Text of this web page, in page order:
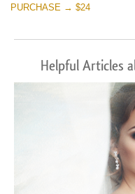
PURCHASE → $24
Helpful Articles